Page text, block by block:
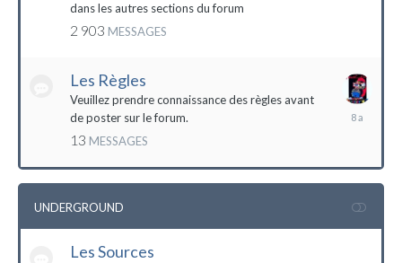
dans les autres sections du forum
2 903 MESSAGES
Les Règles
Veuillez prendre connaissance des règles avant
de poster sur le forum.
13 MESSAGES
UNDERGROUND
Les Sources